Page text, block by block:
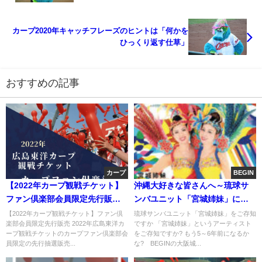
カープ2020年キャッチフレーズのヒントは「何かを
ひっくり返す仕草」
おすすめの記事
カープ
【2022年カープ観戦チケット】
ファン倶楽部会員限定先行販売
抽選報告
【2022年カープ観戦チケット】ファン倶
楽部会員限定先行販売 2022年広島東洋カ
ープ観戦チケットのカープファン倶楽部会
員限定の先行抽選販売...
BEGIN
沖縄大好きな皆さんへ～琉球サ
ンバユニット「宮城姉妹」にご
注目ください
琉球サンバユニット「宮城姉妹」をご存知
ですか 「宮城姉妹」というアーティスト
をご存知ですか? もう5～6年前になるか
な? BEGINの大阪城...